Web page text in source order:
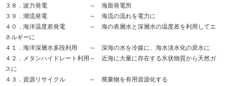
３８．波力発電 ～ 海面発電所
３９．潮流発電 ～ 海流の流れを電力に
４０．海洋温度差発電 ～ 海の表層水と深層水の温度差を利用してエ
ネルギーに
４１．海洋深層水多段利用 ～ 深海の水を冷媒に、海水淡水化の原水に
４２．メタンハイドレート利用～ 近海に大量に存在する氷状物質から天然ガ
スに
４３．資源リサイクル ～ 廃棄物を有用資源化する